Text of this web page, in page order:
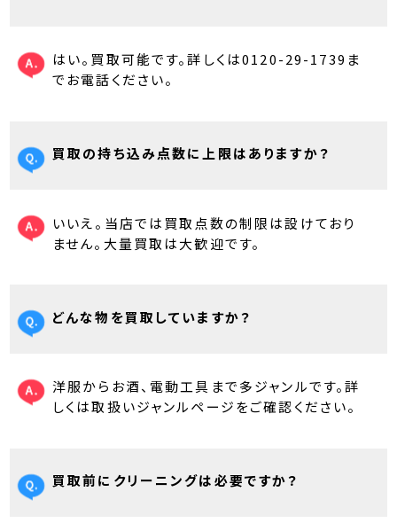
はい。買取可能です。詳しくは0120-29-1739ま
でお電話ください。
買取の持ち込み点数に上限はありますか？
いいえ。当店では買取点数の制限は設けており
ません。大量買取は大歓迎です。
どんな物を買取していますか？
洋服からお酒、電動工具まで多ジャンルです。詳
しくは取扱いジャンルページをご確認ください。
買取前にクリーニングは必要ですか？